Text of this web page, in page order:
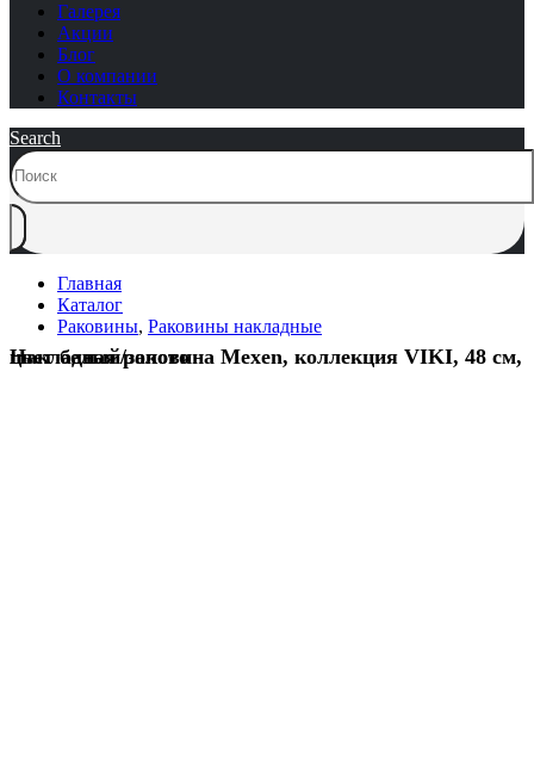
Галерея
Акции
Блог
О компании
Контакты
Search
Главная
Каталог
Раковины, Раковины накладные
Накладная раковина Mexen, коллекция VIKI, 48 см, цвет белый/золото